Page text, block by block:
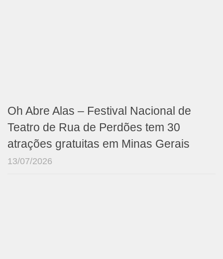
Oh Abre Alas – Festival Nacional de
Teatro de Rua de Perdões tem 30
atrações gratuitas em Minas Gerais
13/07/2026